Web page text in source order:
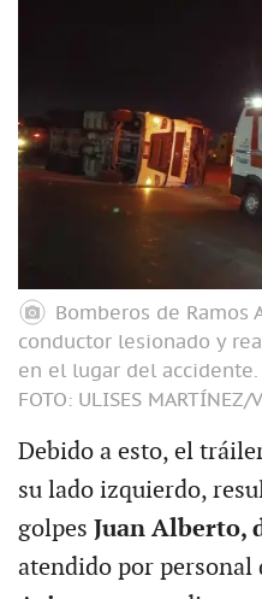
Bomberos de Ramos
conductor lesionado y
en el lugar del accidente.
FOTO: ULISES MARTÍNEZ/
Debido a esto, el
su lado izquierdo,
golpes Juan Alberto,
atendido por personal